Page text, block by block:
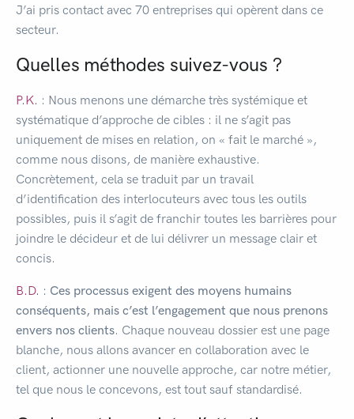
J’ai pris contact avec 70 entreprises qui opèrent dans ce
secteur.
Quelles méthodes suivez-vous ?
P.K. : Nous menons une démarche très systémique et
systématique d’approche de cibles : il ne s’agit pas
uniquement de mises en relation, on « fait le marché »,
comme nous disons, de manière exhaustive.
Concrètement, cela se traduit par un travail
d’identification des interlocuteurs avec tous les outils
possibles, puis il s’agit de franchir toutes les barrières pour
joindre le décideur et de lui délivrer un message clair et
concis.
B.D. : Ces processus exigent des moyens humains
conséquents, mais c’est l’engagement que nous prenons
envers nos clients. Chaque nouveau dossier est une page
blanche, nous allons avancer en collaboration avec le
client, actionner une nouvelle approche, car notre métier,
tel que nous le concevons, est tout sauf standardisé.